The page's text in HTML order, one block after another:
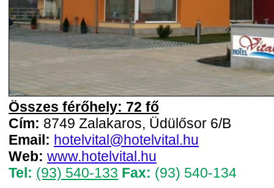
Összes férőhely: 72 fő
Cím: 8749 Zalakaros, Üdülősor 6/B
Email: hotelvital@hotelvital.hu
Web: www.hotelvital.hu
Tel: (93) 540-133 Fax: (93) 540-134